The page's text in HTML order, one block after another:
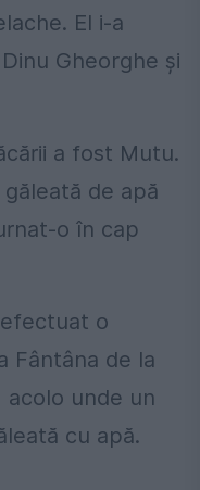
El i-a
Gheorghe și
a fost Mutu.
de apă
o în cap
o
Fântâna de la
acolo unde un
cu apă.